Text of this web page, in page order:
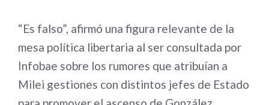
“Es falso”, afirmó una figura relevante de la
mesa política libertaria al ser consultada por
Infobae sobre los rumores que atribuían a
Milei gestiones con distintos jefes de Estado